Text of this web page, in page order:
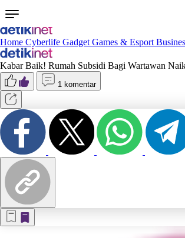
Home Cyberlife Gadget Games & Esport
Kabar Baik! Rumah Subsidi Bagi Wartawan
1 komentar